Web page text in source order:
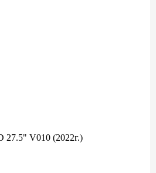
27.5" V010 (2022г.)